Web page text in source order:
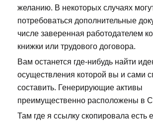
желанию. В некоторых случаях
потребоваться дополнительные
числе заверенная работодателем
книжки или трудового договора.
Вам останется где-нибудь найти
осуществления которой вы и сами
составить. Генерирующие активы
преимущественно расположены в
Там где я ссылку скопировала есть